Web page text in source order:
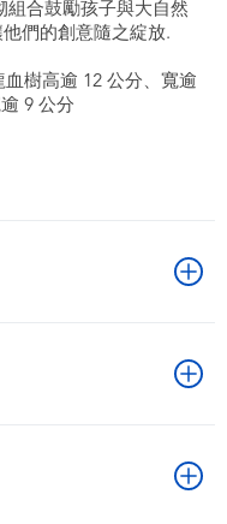
組合鼓勵孩子與大自然
們的創意隨之綻放.
樹高逾 12 公分、寬逾
9 公分